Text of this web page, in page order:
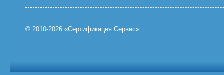
© 2010-2026 «Сертификация Сервис»